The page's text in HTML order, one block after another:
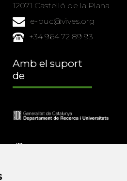
12071 Castelló de la Plana
e-buc@vives.org
+34 964 72 89 93
Amb el suport
de